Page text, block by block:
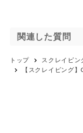
関連した質問
トップ スクレイピン
【スクレイピング